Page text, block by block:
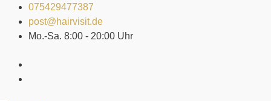
Inhalt
springen
075429477387
post@hairvisit.de
Mo.-Sa. 8:00 - 20:00 Uhr